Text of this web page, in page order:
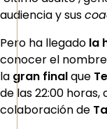
audiencia y sus
Pero ha llegado la
conocer el
la gran finalque
de las 22:00 horas,
colaboración de